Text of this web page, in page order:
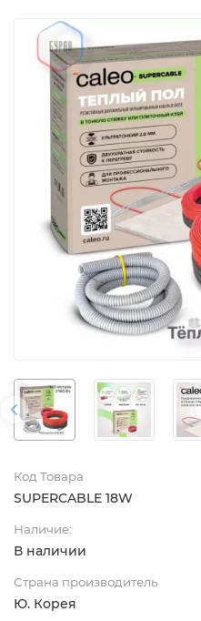
Код Товара
SUPERCABLE 18W
Наличие:
В наличии
Страна производитель
Ю. Корея